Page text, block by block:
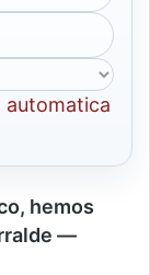
automatica
hemos
—